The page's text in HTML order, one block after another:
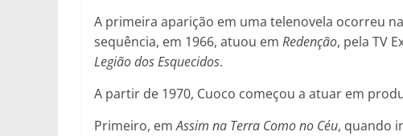
A primeira aparição em uma telenovela ocorreu
sequência, em 1966, atuou em Redenção, pela TV
Legião dos Esquecidos.
A partir de 1970, Cuoco começou a atuar em
Primeiro, emAssim na Terra Como no Céu, quando